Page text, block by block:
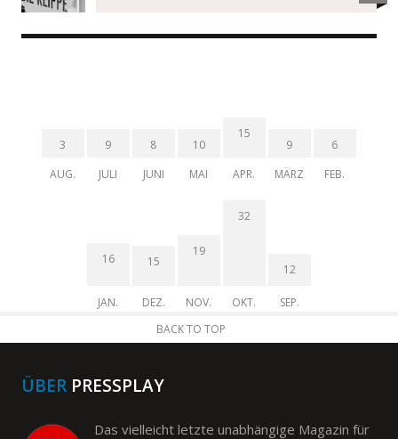
3
AUG.
9
JULI
8
JUNI
10
MAI
15
APR.
9
MÄRZ
6
FEB.
16
JAN.
15
DEZ.
19
NOV.
32
OKT.
12
SEP.
BACK TO TOP
ÜBER PRESSPLAY
Das vielleicht letzte unabhängige Magazin für